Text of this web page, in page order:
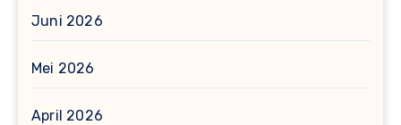
Juni 2026
Mei 2026
April 2026